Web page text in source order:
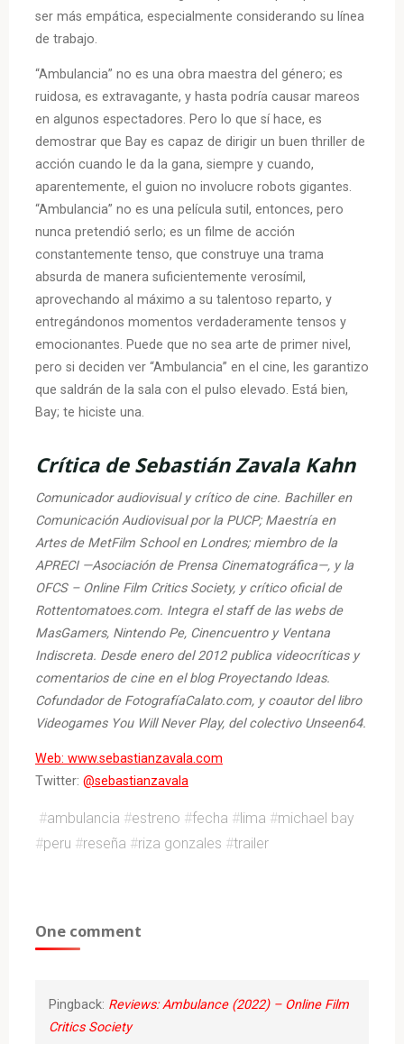
ser más empática, especialmente considerando su línea
de trabajo.
“Ambulancia” no es una obra maestra del género; es
ruidosa, es extravagante, y hasta podría causar mareos
en algunos espectadores. Pero lo que sí hace, es
demostrar que Bay es capaz de dirigir un buen thriller de
acción cuando le da la gana, siempre y cuando,
aparentemente, el guion no involucre robots gigantes.
“Ambulancia” no es una película sutil, entonces, pero
nunca pretendió serlo; es un filme de acción
constantemente tenso, que construye una trama
absurda de manera suficientemente verosímil,
aprovechando al máximo a su talentoso reparto, y
entregándonos momentos verdaderamente tensos y
emocionantes. Puede que no sea arte de primer nivel,
pero si deciden ver “Ambulancia” en el cine, les garantizo
que saldrán de la sala con el pulso elevado. Está bien,
Bay; te hiciste una.
Crítica de Sebastián Zavala Kahn
Comunicador audiovisual y crítico de cine. Bachiller en
Comunicación Audiovisual por la PUCP; Maestría en
Artes de MetFilm School en Londres; miembro de la
APRECI —Asociación de Prensa Cinematográfica—, y la
OFCS – Online Film Critics Society, y crítico oficial de
Rottentomatoes.com. Integra el staff de las webs de
MasGamers, Nintendo Pe, Cinencuentro y Ventana
Indiscreta. Desde enero del 2012 publica videocríticas y
comentarios de cine en el blog Proyectando Ideas.
Cofundador de FotografíaCalato.com, y coautor del libro
Videogames You Will Never Play, del colectivo Unseen64.
Web: www.sebastianzavala.com
Twitter: @sebastianzavala
#ambulancia #estreno #fecha #lima #michael bay
#peru #reseña #riza gonzales #trailer
One comment
Pingback: Reviews: Ambulance (2022) – Online Film
Critics Society